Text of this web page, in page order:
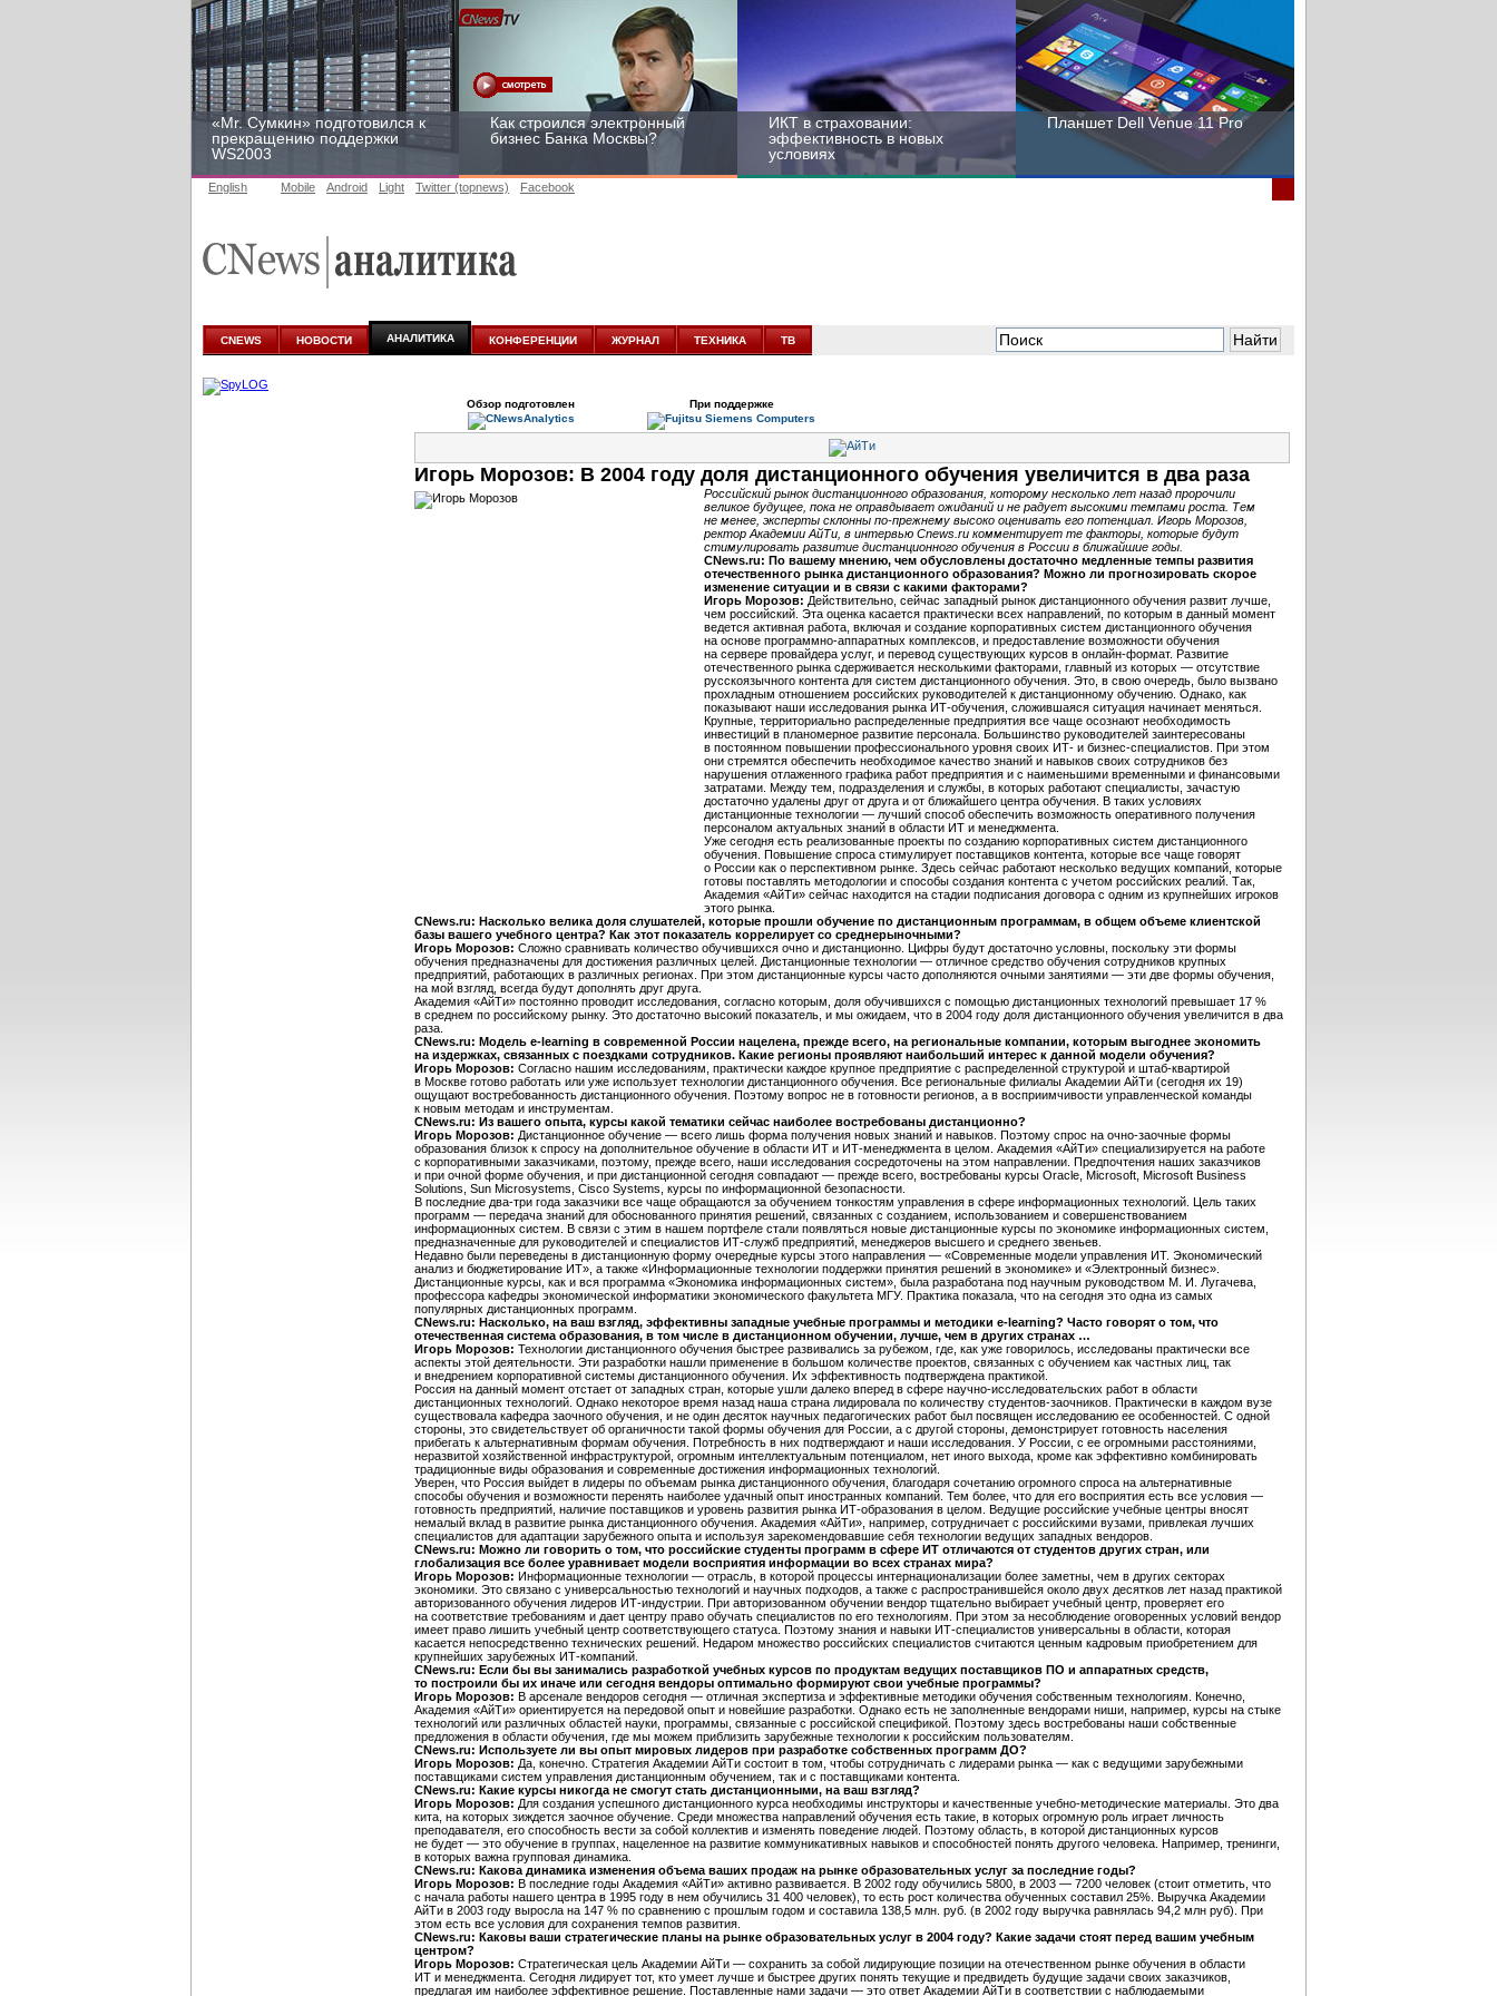
«Mr. Сумкин» подготовился к
прекращению поддержки
WS2003
Как строился электронный
бизнес Банка Москвы?
ИКТ в страховании:
эффективность в новых
условиях
Планшет Dell Venue 11 Pro
к аналитике
участвовать
госструктур: развитие в
новых условиях
English Mobile Android Light Twitter (topnews) Facebook
CNEWS НОВОСТИ АНАЛИТИКА КОНФЕРЕНЦИИ ЖУРНАЛ ТЕХНИКА ТВ
Обзор подготовлен При поддержке
Игорь Морозов: В 2004 году доля дистанционного обучения увеличится в два раза
Российский рынок дистанционного образования, которому несколько лет назад пророчили
великое будущее, пока не оправдывает ожиданий и не радует высокими темпами роста. Тем
не менее, эксперты склонны по-прежнему высоко оценивать его потенциал. Игорь Морозов,
ректор Академии АйТи, в интервью Cnews.ru комментирует те факторы, которые будут
стимулировать развитие дистанционного обучения в России в ближайшие годы.
CNews.ru: По вашему мнению, чем обусловлены достаточно медленные темпы развития
отечественного рынка дистанционного образования? Можно ли прогнозировать скорое
изменение ситуации и в связи с какими факторами?
Игорь Морозов: Действительно, сейчас западный рынок дистанционного обучения развит лучше,
чем российский. Эта оценка касается практически всех направлений, по которым в данный момент
ведется активная работа, включая и создание корпоративных систем дистанционного обучения
на основе программно-аппаратных комплексов, и предоставление возможности обучения
на сервере провайдера услуг, и перевод существующих курсов в онлайн-формат. Развитие
отечественного рынка сдерживается несколькими факторами, главный из которых — отсутствие
русскоязычного контента для систем дистанционного обучения. Это, в свою очередь, было вызвано
прохладным отношением российских руководителей к дистанционному обучению. Однако, как
показывают наши исследования рынка ИТ-обучения, сложившаяся ситуация начинает меняться.
Крупные, территориально распределенные предприятия все чаще осознают необходимость
инвестиций в планомерное развитие персонала. Большинство руководителей заинтересованы
в постоянном повышении профессионального уровня своих ИТ- и бизнес-специалистов. При этом
они стремятся обеспечить необходимое качество знаний и навыков своих сотрудников без
нарушения отлаженного графика работ предприятия и с наименьшими временными и финансовыми
затратами. Между тем, подразделения и службы, в которых работают специалисты, зачастую
достаточно удалены друг от друга и от ближайшего центра обучения. В таких условиях
дистанционные технологии — лучший способ обеспечить возможность оперативного получения
персоналом актуальных знаний в области ИТ и менеджмента.
Уже сегодня есть реализованные проекты по созданию корпоративных систем дистанционного
обучения. Повышение спроса стимулирует поставщиков контента, которые все чаще говорят
о России как о перспективном рынке. Здесь сейчас работают несколько ведущих компаний, которые
готовы поставлять методологии и способы создания контента с учетом российских реалий. Так,
Академия «АйТи» сейчас находится на стадии подписания договора с одним из крупнейших игроков
этого рынка.
CNews.ru: Насколько велика доля слушателей, которые прошли обучение по дистанционным программам, в общем объеме клиентской
базы вашего учебного центра? Как этот показатель коррелирует со среднерыночными?
Игорь Морозов: Сложно сравнивать количество обучившихся очно и дистанционно. Цифры будут достаточно условны, поскольку эти формы
обучения предназначены для достижения различных целей. Дистанционные технологии — отличное средство обучения сотрудников крупных
предприятий, работающих в различных регионах. При этом дистанционные курсы часто дополняются очными занятиями — эти две формы обучения,
на мой взгляд, всегда будут дополнять друг друга.
Академия «АйТи» постоянно проводит исследования, согласно которым, доля обучившихся с помощью дистанционных технологий превышает 17 %
в среднем по российскому рынку. Это достаточно высокий показатель, и мы ожидаем, что в 2004 году доля дистанционного обучения увеличится в два
раза.
CNews.ru: Модель e-learning в современной России нацелена, прежде всего, на региональные компании, которым выгоднее экономить
на издержках, связанных с поездками сотрудников. Какие регионы проявляют наибольший интерес к данной модели обучения?
Игорь Морозов: Согласно нашим исследованиям, практически каждое крупное предприятие с распределенной структурой и штаб-квартирой
в Москве готово работать или уже использует технологии дистанционного обучения. Все региональные филиалы Академии АйТи (сегодня их 19)
ощущают востребованность дистанционного обучения. Поэтому вопрос не в готовности регионов, а в восприимчивости управленческой команды
к новым методам и инструментам.
CNews.ru: Из вашего опыта, курсы какой тематики сейчас наиболее востребованы дистанционно?
Игорь Морозов: Дистанционное обучение — всего лишь форма получения новых знаний и навыков. Поэтому спрос на очно-заочные формы
образования близок к спросу на дополнительное обучение в области ИТ и ИТ-менеджмента в целом. Академия «АйТи» специализируется на работе
с корпоративными заказчиками, поэтому, прежде всего, наши исследования сосредоточены на этом направлении. Предпочтения наших заказчиков
и при очной форме обучения, и при дистанционной сегодня совпадают — прежде всего, востребованы курсы Oracle, Microsoft, Microsoft Business
Solutions, Sun Microsystems, Cisco Systems, курсы по информационной безопасности.
В последние два-три года заказчики все чаще обращаются за обучением тонкостям управления в сфере информационных технологий. Цель таких
программ — передача знаний для обоснованного принятия решений, связанных с созданием, использованием и совершенствованием
информационных систем. В связи с этим в нашем портфеле стали появляться новые дистанционные курсы по экономике информационных систем,
предназначенные для руководителей и специалистов ИТ-служб предприятий, менеджеров высшего и среднего звеньев.
Недавно были переведены в дистанционную форму очередные курсы этого направления — «Современные модели управления ИТ. Экономический
анализ и бюджетирование ИТ», а также «Информационные технологии поддержки принятия решений в экономике» и «Электронный бизнес».
Дистанционные курсы, как и вся программа «Экономика информационных систем», была разработана под научным руководством М. И. Лугачева,
профессора кафедры экономической информатики экономического факультета МГУ. Практика показала, что на сегодня это одна из самых
популярных дистанционных программ.
CNews.ru: Насколько, на ваш взгляд, эффективны западные учебные программы и методики e-learning? Часто говорят о том, что
отечественная система образования, в том числе в дистанционном обучении, лучше, чем в других странах …
Игорь Морозов: Технологии дистанционного обучения быстрее развивались за рубежом, где, как уже говорилось, исследованы практически все
аспекты этой деятельности. Эти разработки нашли применение в большом количестве проектов, связанных с обучением как частных лиц, так
и внедрением корпоративной системы дистанционного обучения. Их эффективность подтверждена практикой.
Россия на данный момент отстает от западных стран, которые ушли далеко вперед в сфере научно-исследовательских работ в области
дистанционных технологий. Однако некоторое время назад наша страна лидировала по количеству студентов-заочников. Практически в каждом вузе
существовала кафедра заочного обучения, и не один десяток научных педагогических работ был посвящен исследованию ее особенностей. С одной
стороны, это свидетельствует об органичности такой формы обучения для России, а с другой стороны, демонстрирует готовность населения
прибегать к альтернативным формам обучения. Потребность в них подтверждают и наши исследования. У России, с ее огромными расстояниями,
неразвитой хозяйственной инфраструктурой, огромным интеллектуальным потенциалом, нет иного выхода, кроме как эффективно комбинировать
традиционные виды образования и современные достижения информационных технологий.
Уверен, что Россия выйдет в лидеры по объемам рынка дистанционного обучения, благодаря сочетанию огромного спроса на альтернативные
способы обучения и возможности перенять наиболее удачный опыт иностранных компаний. Тем более, что для его восприятия есть все условия —
готовность предприятий, наличие поставщиков и уровень развития рынка ИТ-образования в целом. Ведущие российские учебные центры вносят
немалый вклад в развитие рынка дистанционного обучения. Академия «АйТи», например, сотрудничает с российскими вузами, привлекая лучших
специалистов для адаптации зарубежного опыта и используя зарекомендовавшие себя технологии ведущих западных вендоров.
CNews.ru: Можно ли говорить о том, что российские студенты программ в сфере ИТ отличаются от студентов других стран, или
глобализация все более уравнивает модели восприятия информации во всех странах мира?
Игорь Морозов: Информационные технологии — отрасль, в которой процессы интернационализации более заметны, чем в других секторах
экономики. Это связано с универсальностью технологий и научных подходов, а также с распространившейся около двух десятков лет назад практикой
авторизованного обучения лидеров ИТ-индустрии. При авторизованном обучении вендор тщательно выбирает учебный центр, проверяет его
на соответствие требованиям и дает центру право обучать специалистов по его технологиям. При этом за несоблюдение оговоренных условий вендор
имеет право лишить учебный центр соответствующего статуса. Поэтому знания и навыки ИТ-специалистов универсальны в области, которая
касается непосредственно технических решений. Недаром множество российских специалистов считаются ценным кадровым приобретением для
крупнейших зарубежных ИТ-компаний.
CNews.ru: Если бы вы занимались разработкой учебных курсов по продуктам ведущих поставщиков ПО и аппаратных средств,
то построили бы их иначе или сегодня вендоры оптимально формируют свои учебные программы?
Игорь Морозов: В арсенале вендоров сегодня — отличная экспертиза и эффективные методики обучения собственным технологиям. Конечно,
Академия «АйТи» ориентируется на передовой опыт и новейшие разработки. Однако есть не заполненные вендорами ниши, например, курсы на стыке
технологий или различных областей науки, программы, связанные с российской спецификой. Поэтому здесь востребованы наши собственные
предложения в области обучения, где мы можем приблизить зарубежные технологии к российским пользователям.
CNews.ru: Используете ли вы опыт мировых лидеров при разработке собственных программ ДО?
Игорь Морозов: Да, конечно. Стратегия Академии АйТи состоит в том, чтобы сотрудничать с лидерами рынка — как с ведущими зарубежными
поставщиками систем управления дистанционным обучением, так и с поставщиками контента.
CNews.ru: Какие курсы никогда не смогут стать дистанционными, на ваш взгляд?
Игорь Морозов: Для создания успешного дистанционного курса необходимы инструкторы и качественные учебно-методические материалы. Это два
кита, на которых зиждется заочное обучение. Среди множества направлений обучения есть такие, в которых огромную роль играет личность
преподавателя, его способность вести за собой коллектив и изменять поведение людей. Поэтому область, в которой дистанционных курсов
не будет — это обучение в группах, нацеленное на развитие коммуникативных навыков и способностей понять другого человека. Например, тренинги,
в которых важна групповая динамика.
CNews.ru: Какова динамика изменения объема ваших продаж на рынке образовательных услуг за последние годы?
Игорь Морозов: В последние годы Академия «АйТи» активно развивается. В 2002 году обучились 5800, в 2003 — 7200 человек (стоит отметить, что
с начала работы нашего центра в 1995 году в нем обучились 31 400 человек), то есть рост количества обученных составил 25%. Выручка Академии
АйТи в 2003 году выросла на 147 % по сравнению с прошлым годом и составила 138,5 млн. руб. (в 2002 году выручка равнялась 94,2 млн руб). При
этом есть все условия для сохранения темпов развития.
CNews.ru: Каковы ваши стратегические планы на рынке образовательных услуг в 2004 году? Какие задачи стоят перед вашим учебным
центром?
Игорь Морозов: Стратегическая цель Академии АйТи — сохранить за собой лидирующие позиции на отечественном рынке обучения в области
ИТ и менеджмента. Сегодня лидирует тот, кто умеет лучше и быстрее других понять текущие и предвидеть будущие задачи своих заказчиков,
предлагая им наиболее эффективное решение. Поставленные нами задачи — это ответ Академии АйТи в соответствии с наблюдаемыми